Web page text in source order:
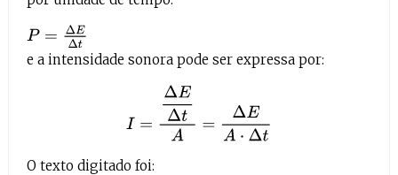
P= ΔE Δt
e a intensidade sonora pode ser expressa por:
ΔEΔtA
O texto digitado foi: